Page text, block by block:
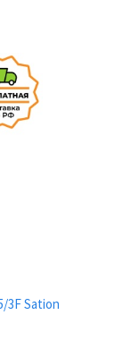
3F Sation